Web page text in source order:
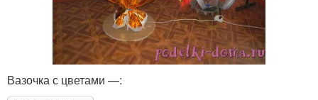
Вазочка с цветами —: